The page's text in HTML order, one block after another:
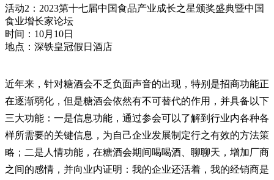
活动2：2023第十七届中国食品产业成长之星颁奖盛典暨中国
食业增长家论坛
时间：10月10日
地点：深铁皇冠假日酒店
近年来，针对糖酒会不乏负面声音的出现，特别是招商功能正
在逐渐弱化，但是糖酒会依然有不可替代的作用，并具备以下
三大功能：一是信息功能，通过参会可以了解到行业内各种各
样所需要的关键信息，为自己企业发展制定行之有效的方法策
略；二是人情功能，在糖酒会期间喝喝酒、聊聊天，增加厂商
之间的感情，并向业内证明：我的企业还活着，我的经销商是